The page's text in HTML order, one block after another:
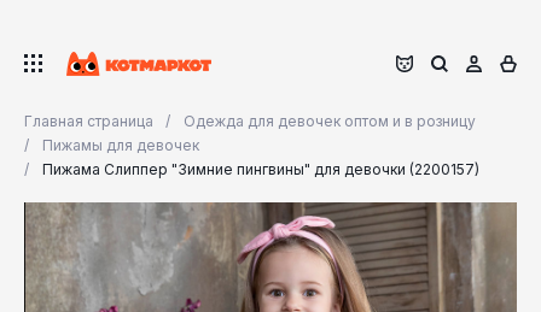
Главная страница
Одежда для девочек оптом и в розницу
Пижамы для девочек
Пижама Слиппер "Зимние пингвины" для девочки (2200157)